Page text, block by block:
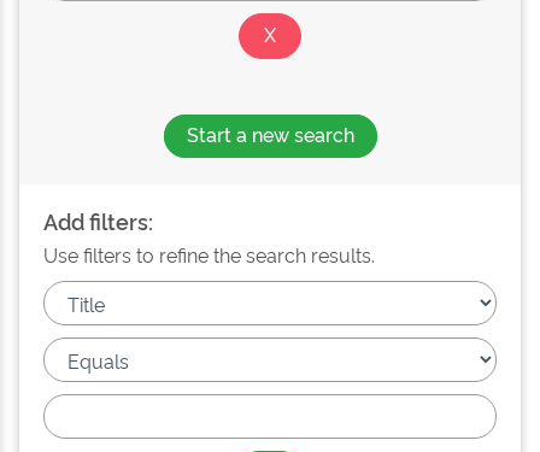
Start a new search
Add filters:
Use filters to refine the search results.